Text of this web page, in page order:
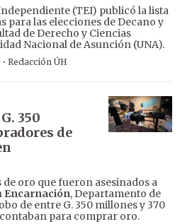
(TEI) publicó la lista
para las elecciones de Decano y
de Derecho y Ciencias
Nacional de Asunción (UNA).
· Redacción ÚH
350
de
oro que fueron asesinados a
Encarnación, Departamento de
de entre G. 350 millones y 370
para comprar oro.